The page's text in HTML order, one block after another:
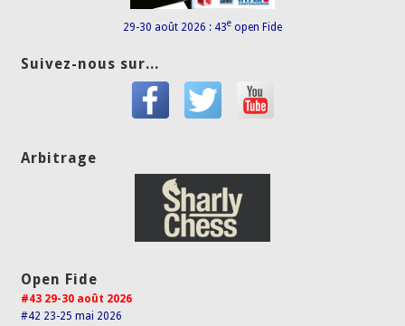
29-30 août 2026 : 43e open Fide
Suivez-nous sur...
Arbitrage
Open Fide
#43 29-30 août 2026
#42 23-25 mai 2026